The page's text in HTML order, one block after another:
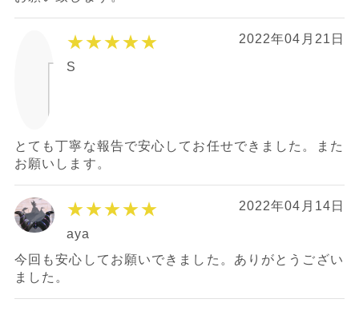
★★★★★ 2022年04月21日
S
とても丁寧な報告で安心してお任せできました。また
お願いします。
★★★★★ 2022年04月14日
aya
今回も安心してお願いできました。ありがとうござい
ました。